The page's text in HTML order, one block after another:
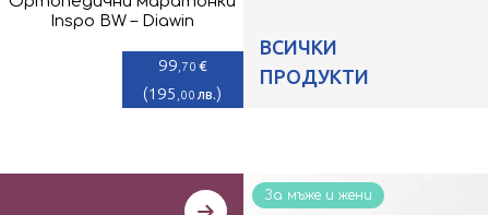
Inspo BW – Diawin
99 ,70 €
(195 ,00 лв.)
ВСИЧКИ
ПРОДУКТИ
За мъже и жени